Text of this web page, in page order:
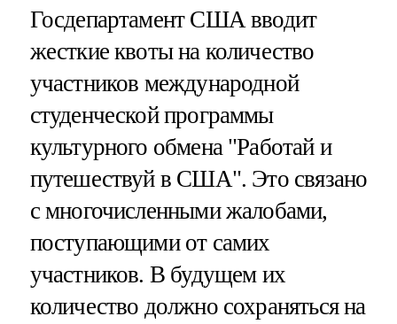
Госдепартамент США вводит
жесткие квоты на количество
участников международной
студенческой программы
культурного обмена "Работай и
путешествуй в США". Это связано
с многочисленными жалобами,
поступающими от самих
участников. В будущем их
количество должно сохраняться на